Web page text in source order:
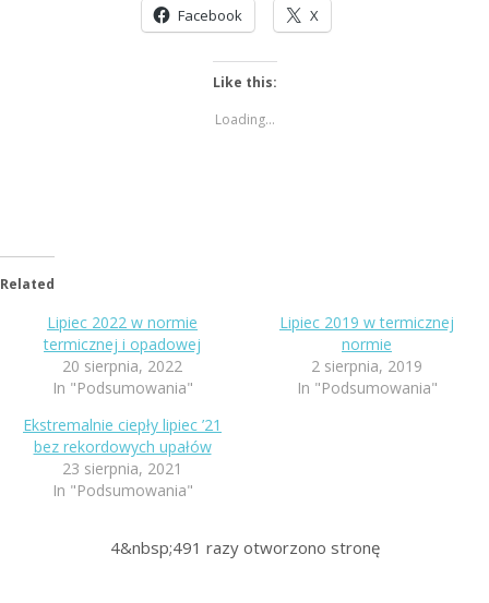
Facebook X
Like this:
Loading...
Related
Lipiec 2022 w normie
termicznej i opadowej
20 sierpnia, 2022
In "Podsumowania"
Lipiec 2019 w termicznej
normie
2 sierpnia, 2019
In "Podsumowania"
Ekstremalnie ciepły lipiec ’21
bez rekordowych upałów
23 sierpnia, 2021
In "Podsumowania"
4&nbsp;491 razy otworzono stronę